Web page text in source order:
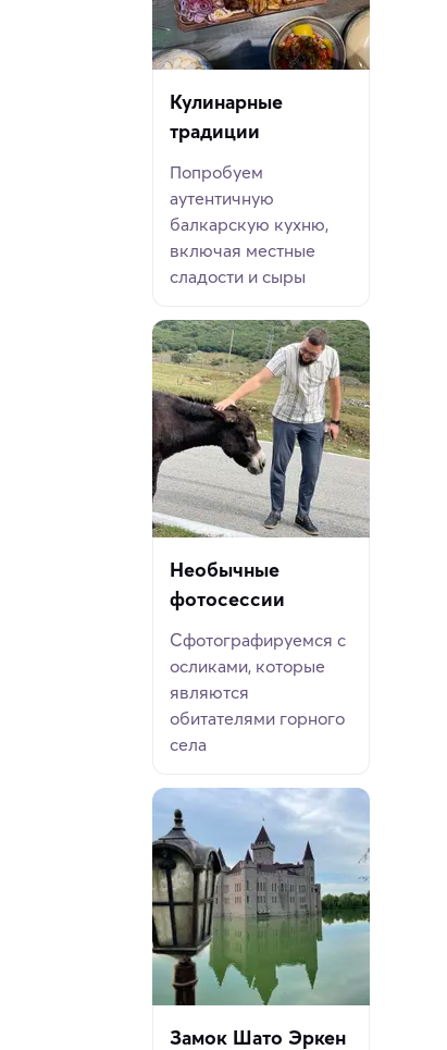
Кулинарные
традиции
Попробуем
аутентичную
балкарскую кухню,
включая местные
сладости и сыры
Необычные
фотосессии
Сфотографируемся с
осликами, которые
являются
обитателями горного
села
Замок Шато Эркен